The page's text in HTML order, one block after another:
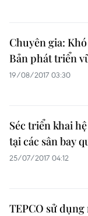
Chuyên gia:
Bản phát triển
19/08/2017 03:30
Séc triển khai
tại các sân bay
25/07/2017 04:12
TEPCO sử